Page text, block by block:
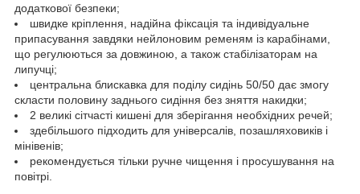
додаткової безпеки;
швидке кріплення, надійна фіксація та індивідуальне
припасування завдяки нейлоновим ременям із карабінами,
що регулюються за довжиною, а також стабілізаторам на
липучці;
центральна блискавка для поділу сидінь 50/50 дає змогу
скласти половину заднього сидіння без зняття накидки;
2 великі сітчасті кишені для зберігання необхідних речей;
здебільшого підходить для універсалів, позашляховиків і
мінівенів;
рекомендується тільки ручне чищення і просушування на
повітрі.